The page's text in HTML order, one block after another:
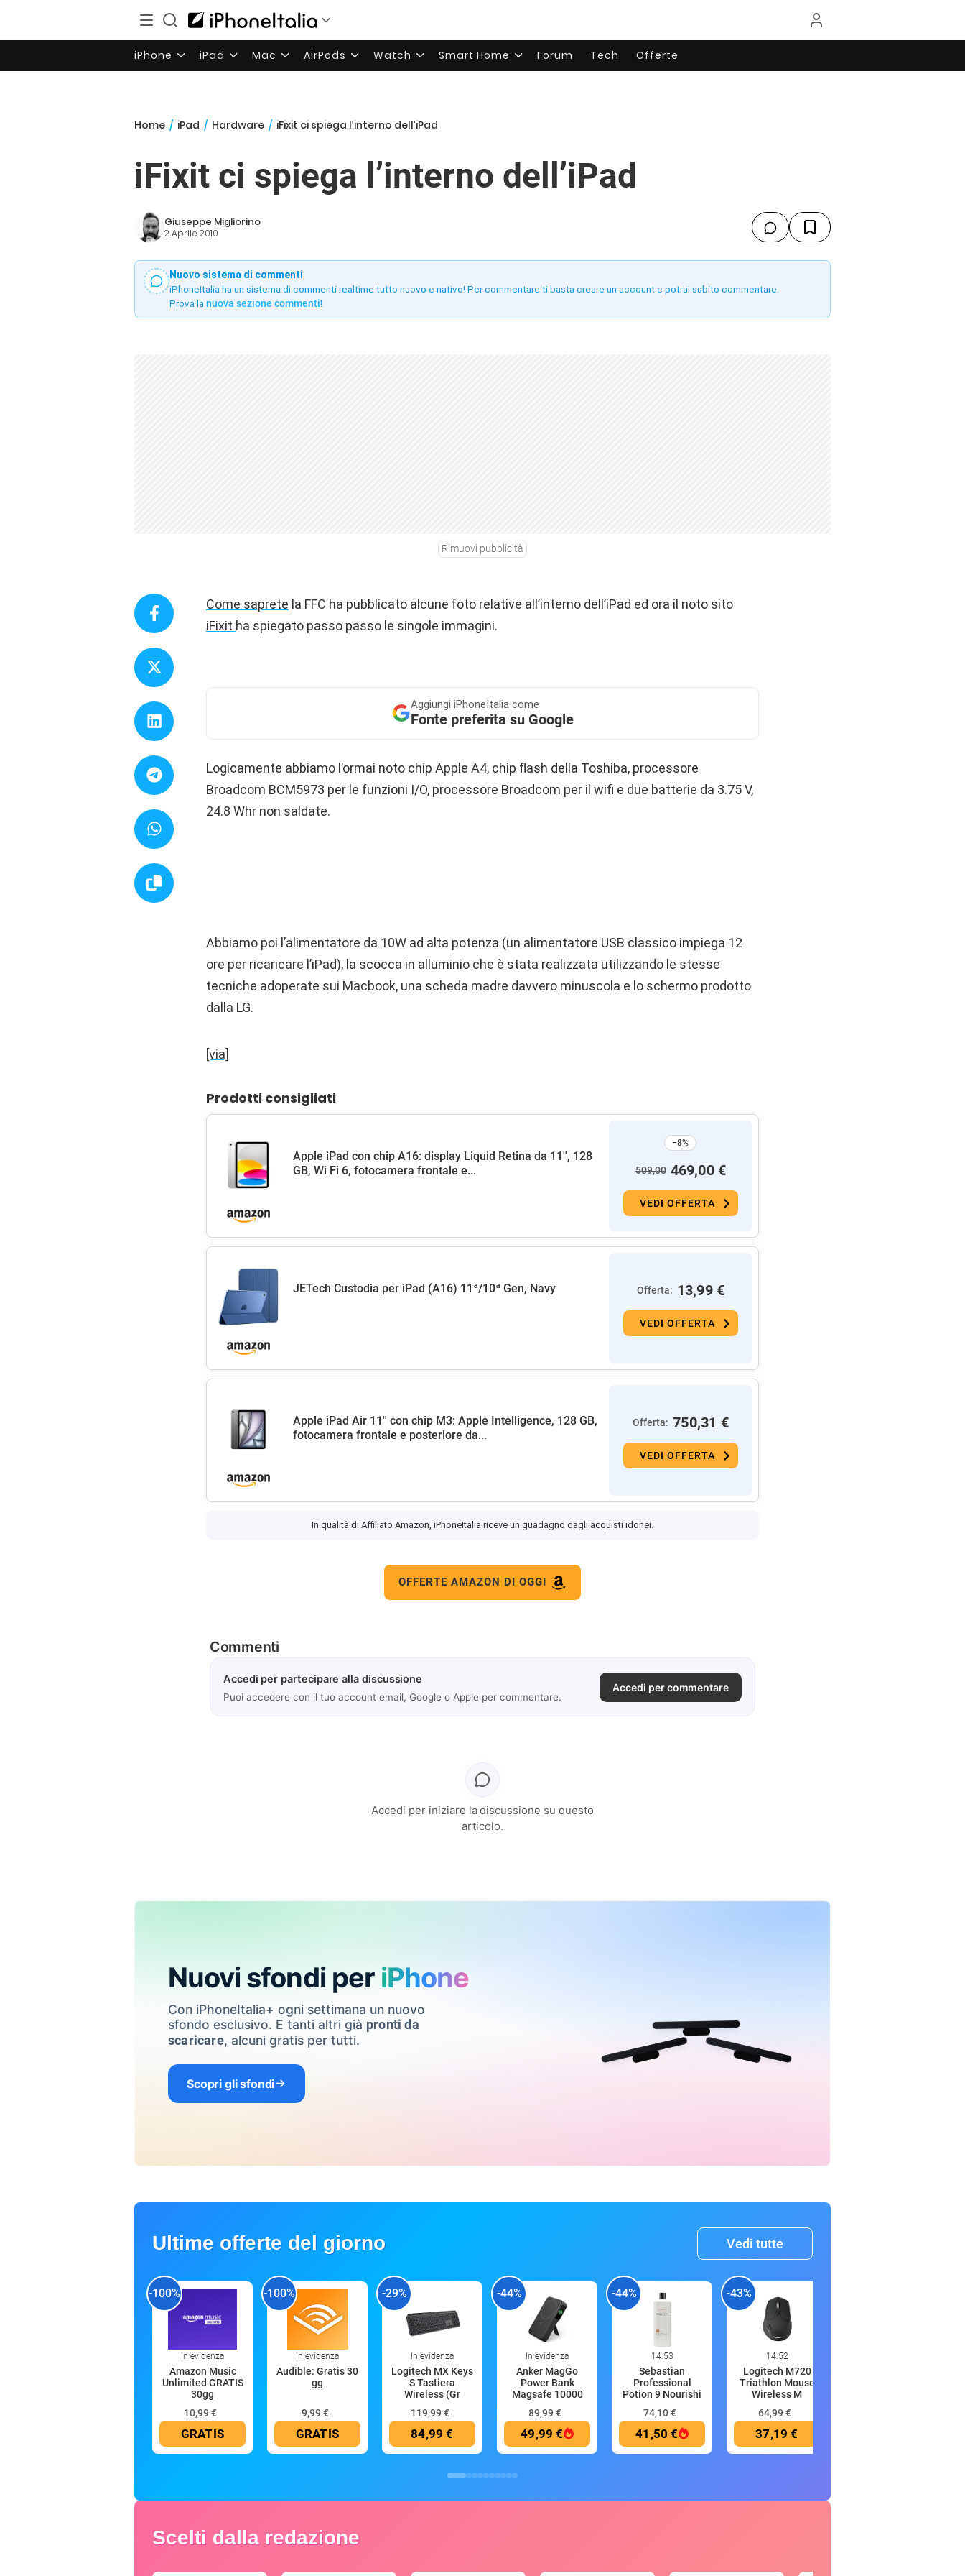
iPhone iPad Mac AirPods Watch Smart Home Forum Tech Offerte
Home / iPad / Hardware / iFixit ci spiega l’interno dell’iPad
iFixit ci spiega l’interno dell’iPad
Giuseppe Migliorino
2 Aprile 2010
Nuovo sistema di commenti
iPhoneItalia ha un sistema di commenti realtime tutto nuovo e nativo! Per commentare ti basta creare un account e potrai subito commentare.
Prova la nuova sezione commenti!
Rimuovi pubblicità
Come saprete la FFC ha pubblicato alcune foto relative all’interno dell’iPad ed ora il noto sito
iFixit ha spiegato passo passo le singole immagini.
Aggiungi iPhoneItalia come
Fonte preferita su Google
Logicamente abbiamo l’ormai noto chip Apple A4, chip flash della Toshiba, processore
Broadcom BCM5973 per le funzioni I/O, processore Broadcom per il wifi e due batterie da 3.75 V,
24.8 Whr non saldate.
Abbiamo poi l’alimentatore da 10W ad alta potenza (un alimentatore USB classico impiega 12
ore per ricaricare l’iPad), la scocca in alluminio che è stata realizzata utilizzando le stesse
tecniche adoperate sui Macbook, una scheda madre davvero minuscola e lo schermo prodotto
dalla LG.
[via]
Prodotti consigliati
Apple iPad con chip A16: display Liquid Retina da 11'', 128
GB, Wi Fi 6, fotocamera frontale e...
−8%
509,00 469,00 €
VEDI OFFERTA
JETech Custodia per iPad (A16) 11ª/10ª Gen, Navy Offerta: 13,99 €
VEDI OFFERTA
Apple iPad Air 11'' con chip M3: Apple Intelligence, 128 GB,
fotocamera frontale e posteriore da...
Offerta: 750,31 €
VEDI OFFERTA
In qualità di Affiliato Amazon, iPhoneItalia riceve un guadagno dagli acquisti idonei.
OFFERTE AMAZON DI OGGI
Commenti
Accedi per partecipare alla discussione
Puoi accedere con il tuo account email, Google o Apple per commentare.
Accedi per commentare
Accedi per iniziare la discussione su questo
articolo.
Nuovi sfondi per iPhone
Con iPhoneItalia+ ogni settimana un nuovo
sfondo esclusivo. E tanti altri già pronti da
scaricare, alcuni gratis per tutti.
Scopri gli sfondi
Ultime offerte del giorno Vedi tutte
-100%
In evidenza
Amazon Music
Unlimited GRATIS
30gg
10,99 €
GRATIS
-100%
In evidenza
Audible: Gratis 30
gg
9,99 €
GRATIS
-29%
In evidenza
Logitech MX Keys
S Tastiera
Wireless (Gr
119,99 €
84,99 €
-44%
In evidenza
Anker MagGo
Power Bank
Magsafe 10000
89,99 €
49,99 €
-44%
14:53
Sebastian
Professional
Potion 9 Nourishi
74,10 €
41,50 €
-43%
14:52
Logitech M720
Triathlon Mouse
Wireless M
64,99 €
37,19 €
Scelti dalla redazione